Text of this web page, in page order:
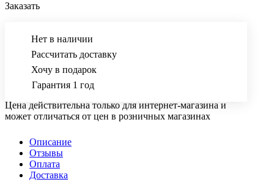
Заказать
Нет в наличии
Рассчитать доставку
Хочу в подарок
Гарантия 1 год
Цена действительна только для интернет-магазина и
может отличаться от цен в розничных магазинах
Описание
Отзывы
Оплата
Доставка